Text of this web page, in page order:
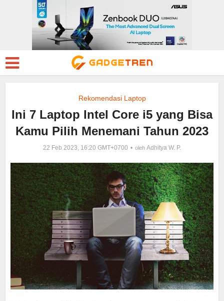
Rekomendasi Laptop
Ini 7 Laptop Intel Core i5 yang Bisa
Kamu Pilih Menemani Tahun 2023
22 Feb 2023, 16:20 GMT+0700 oleh Adhitya W. P.